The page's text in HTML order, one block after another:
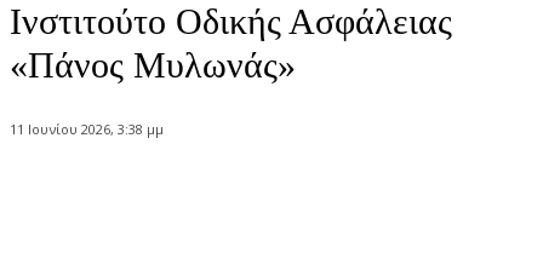
Ινστιτούτο Οδικής Ασφάλειας
«Πάνος Μυλωνάς»
11 Ιουνίου 2026, 3:38 μμ